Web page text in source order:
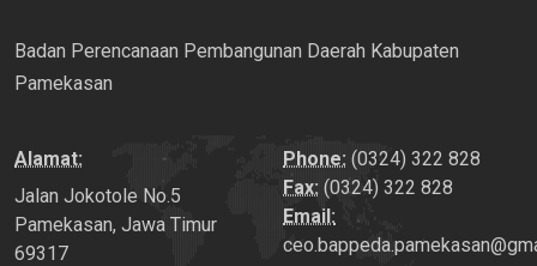
Badan Perencanaan Pembangunan Daerah Kabupaten
Pamekasan
Alamat:
Jalan Jokotole No.5
Pamekasan, Jawa Timur
69317
Phone: (0324) 322 828
Fax: (0324) 322 828
Email: